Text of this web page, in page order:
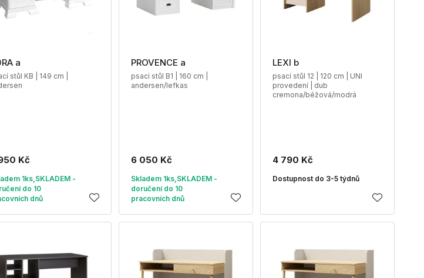
a
stůl KB | 149 cm |
Kč
1ks,SKLADEM -
do 10
dnů
PROVENCE a
psací stůl B1 | 160 cm |
andersen/lefkas
6 050 Kč
Skladem 1ks,SKLADEM -
doručení do 10
pracovních dnů
LEXI b
psací stůl 12 | 120 cm | UNI
provedení | dub
cremona/béžová/modrá
4 790 Kč
Dostupnost do 3-5 týdnů